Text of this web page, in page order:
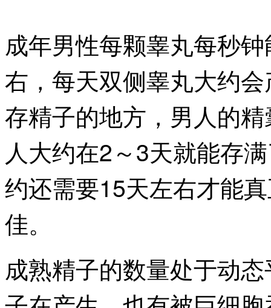
成年男性每颗睾丸每秒
右，每天双侧睾丸大约
存精子的地方，男人的
人大约在2～3天就能存
约还需要15天左右才能
佳。
成熟精子的数量处于动